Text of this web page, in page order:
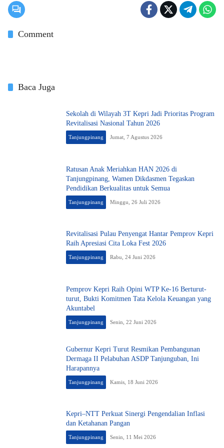
Comment
Baca Juga
Sekolah di Wilayah 3T Kepri Jadi Prioritas Program
Revitalisasi Nasional Tahun 2026
Tanjungpinang Jumat, 7 Agustus 2026
Ratusan Anak Meriahkan HAN 2026 di
Tanjungpinang, Wamen Dikdasmen Tegaskan
Pendidikan Berkualitas untuk Semua
Tanjungpinang Minggu, 26 Juli 2026
Revitalisasi Pulau Penyengat Hantar Pemprov Kepri
Raih Apresiasi Cita Loka Fest 2026
Tanjungpinang Rabu, 24 Juni 2026
Pemprov Kepri Raih Opini WTP Ke-16 Berturut-
turut, Bukti Komitmen Tata Kelola Keuangan yang
Akuntabel
Tanjungpinang Senin, 22 Juni 2026
Gubernur Kepri Turut Resmikan Pembangunan
Dermaga II Pelabuhan ASDP Tanjunguban, Ini
Harapannya
Tanjungpinang Kamis, 18 Juni 2026
Kepri–NTT Perkuat Sinergi Pengendalian Inflasi
dan Ketahanan Pangan
Tanjungpinang Senin, 11 Mei 2026